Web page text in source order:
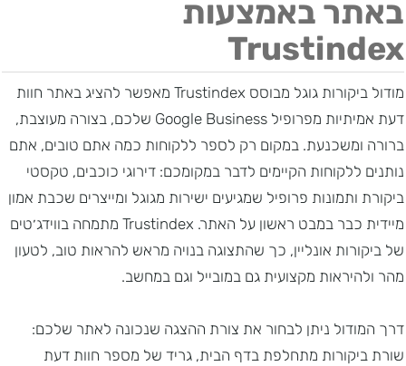
באתר באמצעות
Trustindex
מודול ביקורות גוגל מבוסס Trustindex מאפשר להציג באתר חוות
דעת אמיתיות מפרופיל Google Business שלכם, בצורה מעוצבת,
ברורה ומשכנעת. במקום רק לספר ללקוחות כמה אתם טובים, אתם
נותנים ללקוחות הקיימים לדבר במקומכם: דירוגי כוכבים, טקסטי
ביקורת ותמונות פרופיל שמגיעים ישירות מגוגל ומייצרים שכבת אמון
מיידית כבר במבט ראשון על האתר. Trustindex מתמחה בווידג׳טים
של ביקורות אונליין, כך שהתצוגה בנויה מראש להראות טוב, לטעון
מהר ולהיראות מקצועית גם במובייל וגם במחשב.
דרך המודול ניתן לבחור את צורת ההצגה שנכונה לאתר שלכם:
שורת ביקורות מתחלפת בדף הבית, גריד של מספר חוות דעת